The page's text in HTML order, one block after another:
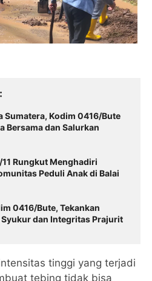
Sumatera, Kodim 0416/Bute
Bersama dan Salurkan
Rungkut Menghadiri
Peduli Anak di Balai
0416/Bute, Tekankan
dan Integritas Prajurit
tinggi yang terjadi
tebing tidak bisa